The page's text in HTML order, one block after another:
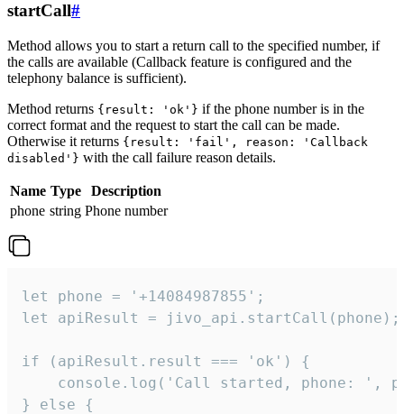
startCall#
Method allows you to start a return call to the specified number, if
the calls are available (Callback feature is configured and the
telephony balance is sufficient).
Method returns {result: 'ok'} if the phone number is in the
correct format and the request to start the call can be made.
Otherwise it returns {result: 'fail', reason: 'Callback
disabled'} with the call failure reason details.
Name Type
Description
phone string Phone number
let phone = '+14084987855';
let apiResult = jivo_api.startCall(phone);
if (apiResult.result === 'ok') {
console.log('Call started, phone: ',
} else {